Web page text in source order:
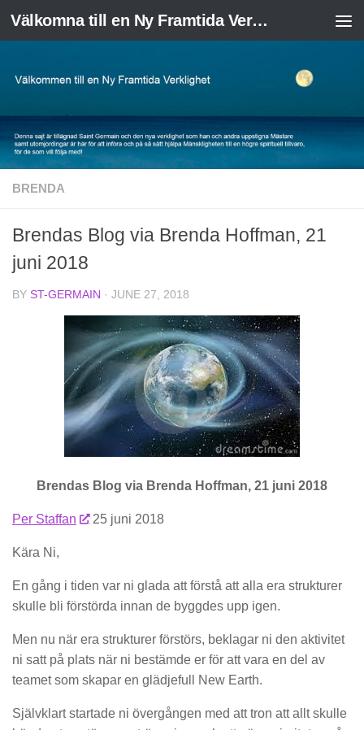
Skip to content Välkomna till en Ny Framtida Verklighet
BRENDA
Brendas Blog via Brenda Hoffman, 21
juni 2018
BY ST-GERMAIN · JUNE 27, 2018
Brendas Blog via Brenda Hoffman, 21 juni 2018
Per Staffan 25 juni 2018
Kära Ni,
En gång i tiden var ni glada att förstå att alla era strukturer
skulle bli förstörda innan de byggdes upp igen.
Men nu när era strukturer förstörs, beklagar ni den aktivitet
ni satt på plats när ni bestämde er för att vara en del av
teamet som skapar en glädjefull New Earth.
Självklart startade ni övergången med att tron att allt skulle